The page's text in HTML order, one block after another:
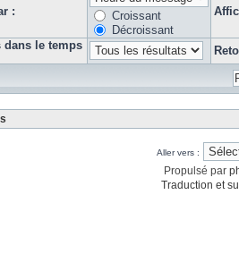
:
Croissant
Décroissant
dans le temps
Aller vers :
Propulsé par
Traduction et